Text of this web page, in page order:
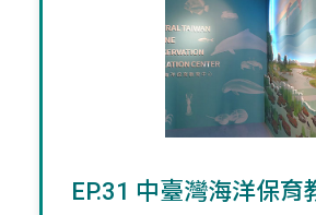
EP.31 中臺灣海洋保育